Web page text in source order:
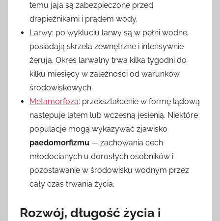
temu jaja są zabezpieczone przed
drapieżnikami i prądem wody.
Larwy: po wykluciu larwy są w pełni wodne,
posiadają skrzela zewnętrzne i intensywnie
żerują. Okres larwalny trwa kilka tygodni do
kilku miesięcy w zależności od warunków
środowiskowych.
Metamorfoza: przekształcenie w formę lądową
następuje latem lub wczesną jesienią. Niektóre
populacje mogą wykazywać zjawisko
paedomorfizmu — zachowania cech
młodocianych u dorosłych osobników i
pozostawanie w środowisku wodnym przez
cały czas trwania życia.
Rozwój, długość życia i